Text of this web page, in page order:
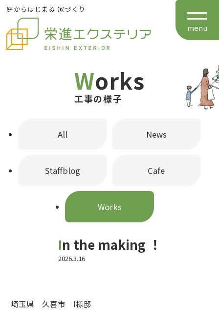
よくある質問
庭からはじまる 家づくり
menu
Works
工事の様子
All News
Staffblog Cafe
Works
In the making ！
2026.3.16
埼玉県 久喜市 I様邸